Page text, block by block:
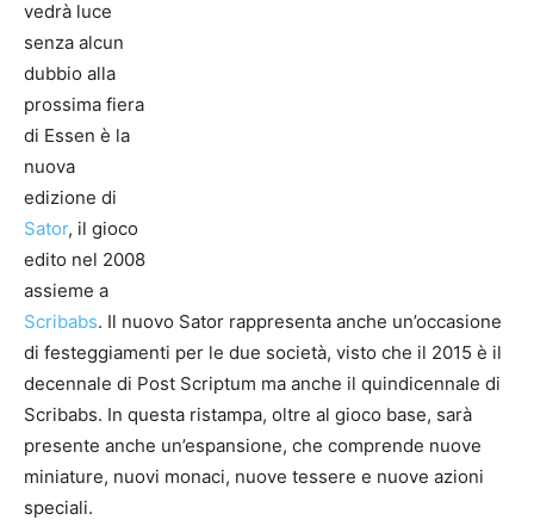
vedrà luce
senza alcun
dubbio alla
prossima fiera
di Essen è la
nuova
edizione di
Sator, il gioco
edito nel 2008
assieme a
Scribabs. Il nuovo Sator rappresenta anche un’occasione
di festeggiamenti per le due società, visto che il 2015 è il
decennale di Post Scriptum ma anche il quindicennale di
Scribabs. In questa ristampa, oltre al gioco base, sarà
presente anche un’espansione, che comprende nuove
miniature, nuovi monaci, nuove tessere e nuove azioni
speciali.